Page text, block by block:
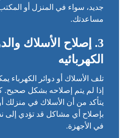
جديد، سواء في المنزل أو
مساعدتك.
3.
إصلاح الأسلاك
الكهربائيه
تلف الأسلاك أو دوائر الكهرباء
إذا لم يتم إصلاحه بشكل صحيح.
يتأكد من أن الأسلاك في منزلك
بإصلاح أي مشاكل قد تؤدي
في الأجهزة.